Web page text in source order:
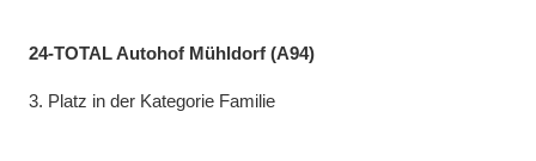
24-TOTAL Autohof Mühldorf (A94)
3. Platz in der Kategorie Familie